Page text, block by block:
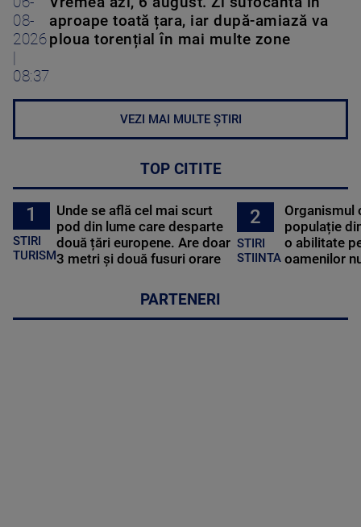
08-
2026
08:37
aproape toată țara, iar după-amiază va
ploua torențial în mai multe zone
VEZI MAI MULTE ȘTIRI
TOP CITITE
1
STIRI
TURISM
Unde se află cel mai scurt
pod din lume care desparte
două țări europene. Are doar
3 metri și două fusuri orare
2
STIRI
STIINTA
Organismul
populație
o abilitate
oamenilor
PARTENERI